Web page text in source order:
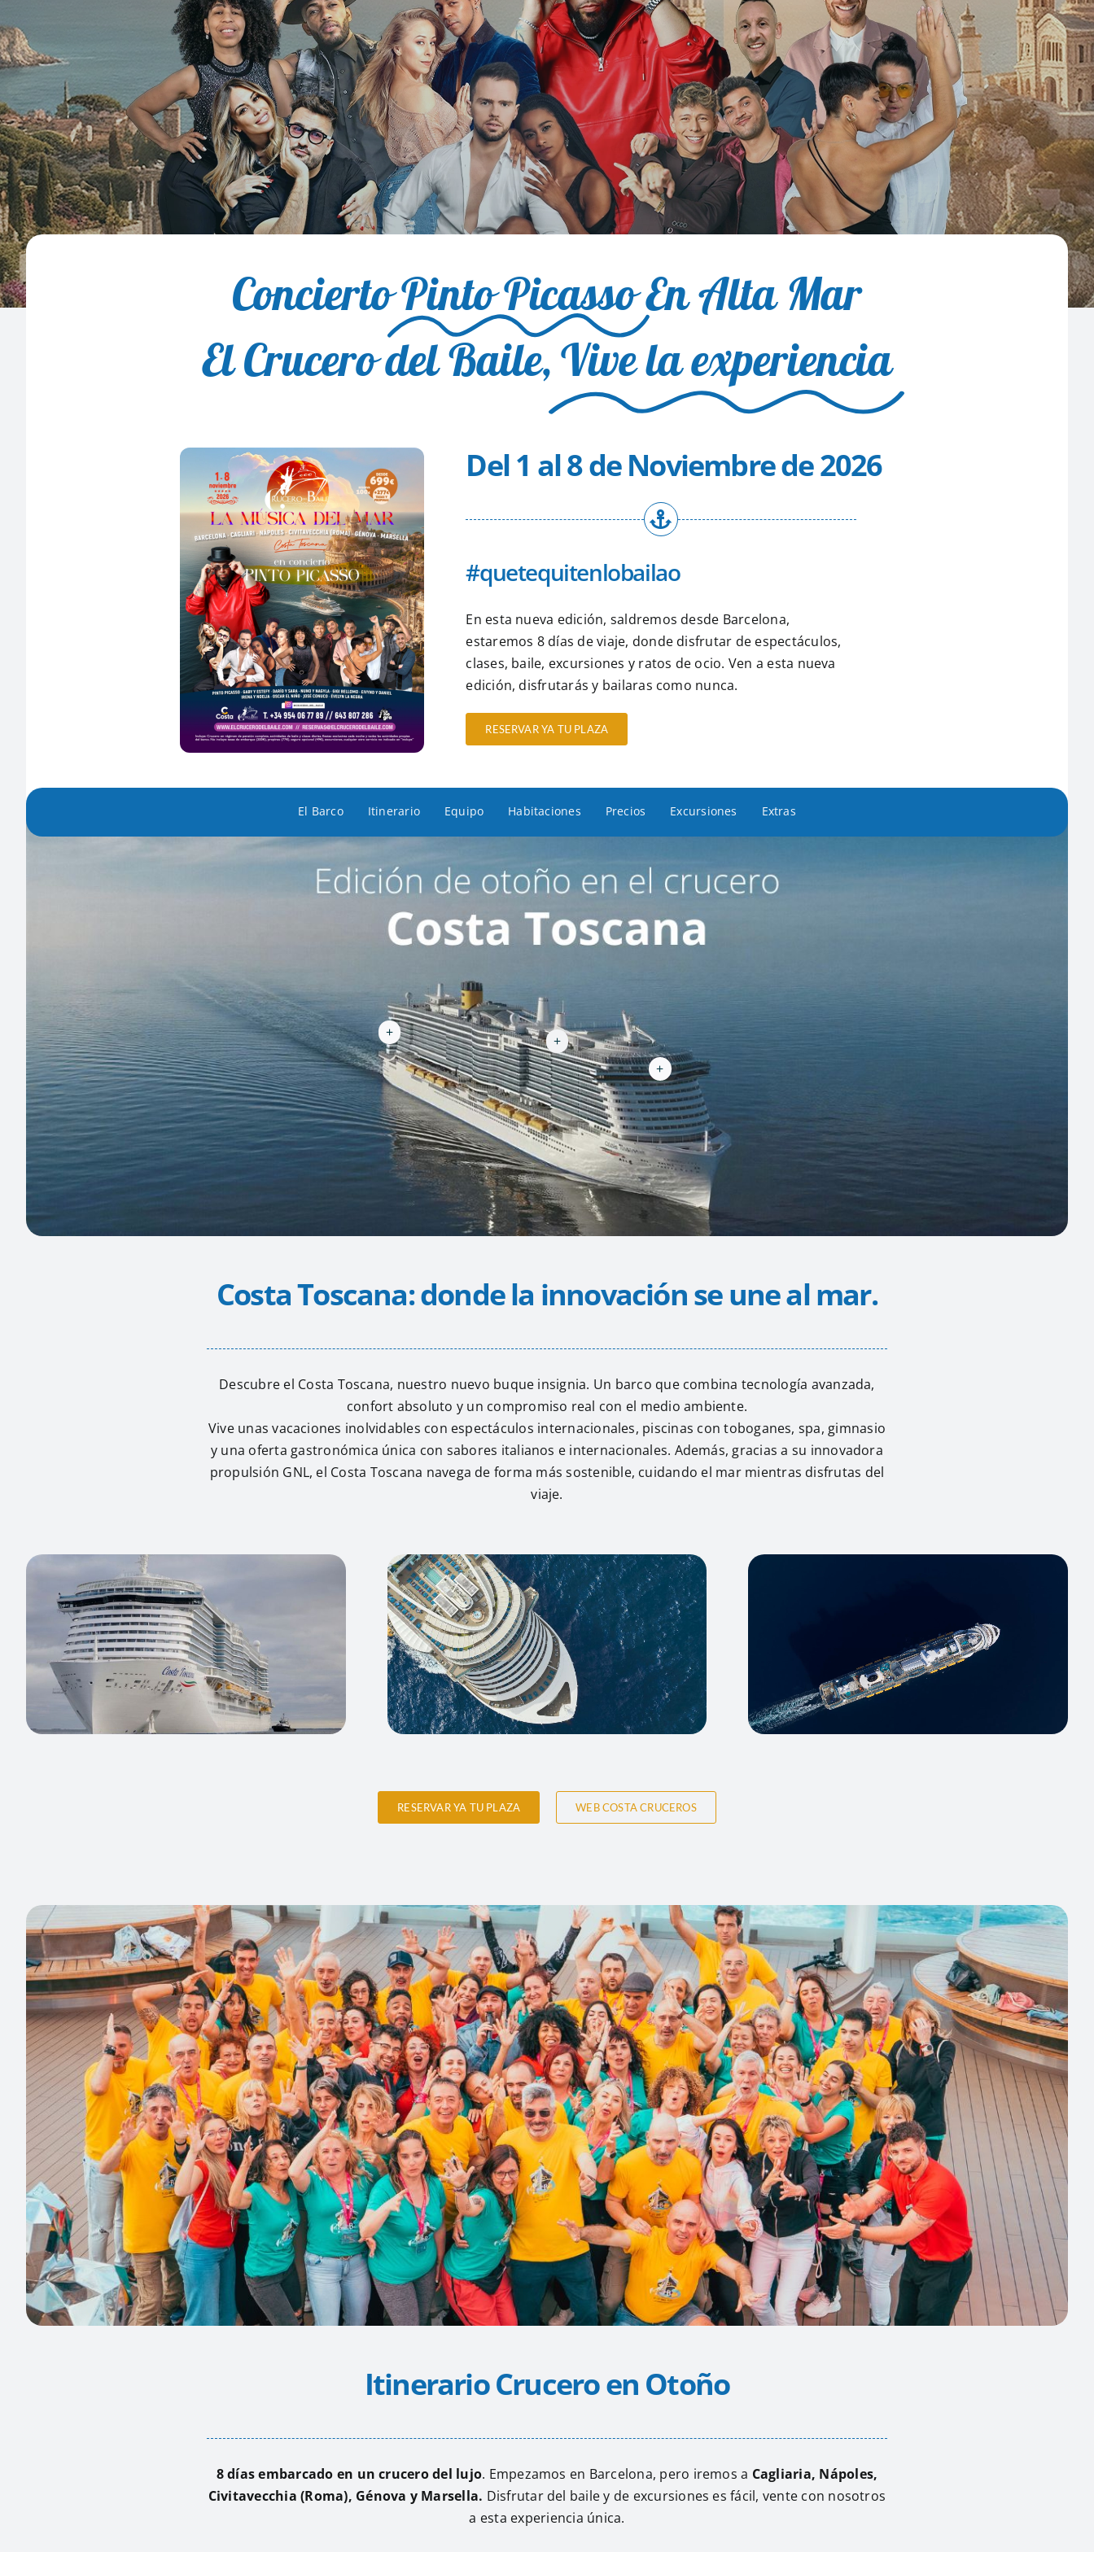
ConciertoPinto PicassoEn Alta Mar
El Crucero del Baile,Vive la experiencia
Del 1 al 8 de Noviembre de 2026
#quetequitenlobailao
En esta nueva edición, saldremos desde Barcelona,
estaremos 8 días de viaje, donde disfrutar de espectáculos,
clases, baile, excursiones y ratos de ocio. Ven a esta nueva
edición, disfrutarás y bailaras como nunca.
RESERVAR YA TU PLAZA
El Barco Itinerario Equipo Habitaciones Precios Excursiones Extras
+
+
+
Costa Toscana: donde la innovación se une al mar.
Descubre el Costa Toscana, nuestro nuevo buque insignia. Un barco que combina tecnología avanzada,
confort absoluto y un compromiso real con el medio ambiente.
Vive unas vacaciones inolvidables con espectáculos internacionales, piscinas con toboganes, spa, gimnasio
y una oferta gastronómica única con sabores italianos e internacionales. Además, gracias a su innovadora
propulsión GNL, el Costa Toscana navega de forma más sostenible, cuidando el mar mientras disfrutas del
viaje.
RESERVAR YA TU PLAZA WEB COSTA CRUCEROS
Itinerario Crucero en Otoño
8 días embarcado en un crucero del lujo. Empezamos en Barcelona, pero iremos a Cagliaria, Nápoles,
Civitavecchia (Roma), Génova y Marsella. Disfrutar del baile y de excursiones es fácil, vente con nosotros
a esta experiencia única.